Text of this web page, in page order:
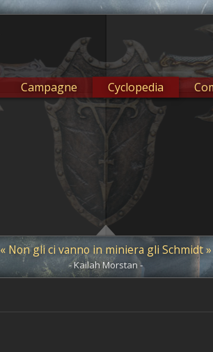
Campagne Cyclopedia
« Non gli ci vanno in miniera gli Schmidt »
- Kailah Morstan -